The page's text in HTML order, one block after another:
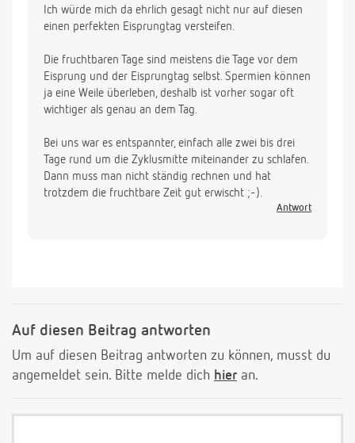
Ich würde mich da ehrlich gesagt nicht nur auf diesen
einen perfekten Eisprungtag versteifen.
Die fruchtbaren Tage sind meistens die Tage vor dem
Eisprung und der Eisprungtag selbst. Spermien können
ja eine Weile überleben, deshalb ist vorher sogar oft
wichtiger als genau an dem Tag.
Bei uns war es entspannter, einfach alle zwei bis drei
Tage rund um die Zyklusmitte miteinander zu schlafen.
Dann muss man nicht ständig rechnen und hat
trotzdem die fruchtbare Zeit gut erwischt ;-).
Antwort
Auf diesen Beitrag antworten
Um auf diesen Beitrag antworten zu können, musst du
angemeldet sein. Bitte melde dich hier an.